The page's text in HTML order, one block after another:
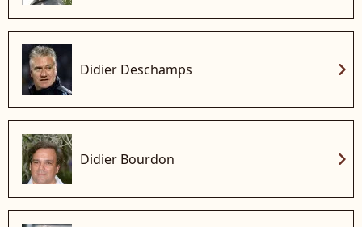
Didier Deschamps chevron_right
Didier Bourdon chevron_right